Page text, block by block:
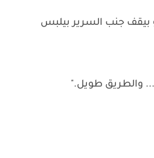
جنب السرير بيلبس
والطريق طويل."